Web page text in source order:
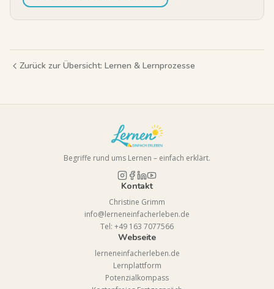
Zurück zur Übersicht: Lernen & Lernprozesse
Begriffe rund ums Lernen – einfach erklärt.
Kontakt
Christine Grimm
info@lerneneinfacherleben.de
Tel: +49 163 7077566
Webseite
lerneneinfacherleben.de
Lernplattform
Potenzialkompass